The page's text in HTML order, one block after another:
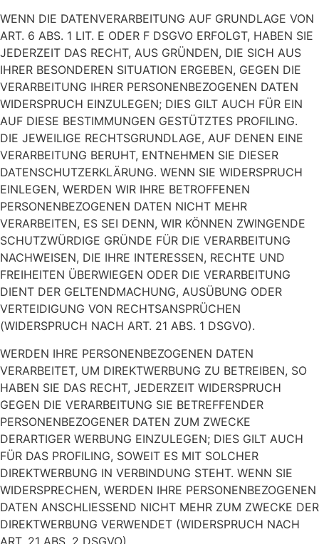
WENN DIE DATENVERARBEITUNG AUF GRUNDLAGE VON
ART. 6 ABS. 1 LIT. E ODER F DSGVO ERFOLGT, HABEN SIE
JEDERZEIT DAS RECHT, AUS GRÜNDEN, DIE SICH AUS
IHRER BESONDEREN SITUATION ERGEBEN, GEGEN DIE
VERARBEITUNG IHRER PERSONENBEZOGENEN DATEN
WIDERSPRUCH EINZULEGEN; DIES GILT AUCH FÜR EIN
AUF DIESE BESTIMMUNGEN GESTÜTZTES PROFILING.
DIE JEWEILIGE RECHTSGRUNDLAGE, AUF DENEN EINE
VERARBEITUNG BERUHT, ENTNEHMEN SIE DIESER
DATENSCHUTZERKLÄRUNG. WENN SIE WIDERSPRUCH
EINLEGEN, WERDEN WIR IHRE BETROFFENEN
PERSONENBEZOGENEN DATEN NICHT MEHR
VERARBEITEN, ES SEI DENN, WIR KÖNNEN ZWINGENDE
SCHUTZWÜRDIGE GRÜNDE FÜR DIE VERARBEITUNG
NACHWEISEN, DIE IHRE INTERESSEN, RECHTE UND
FREIHEITEN ÜBERWIEGEN ODER DIE VERARBEITUNG
DIENT DER GELTENDMACHUNG, AUSÜBUNG ODER
VERTEIDIGUNG VON RECHTSANSPRÜCHEN
(WIDERSPRUCH NACH ART. 21 ABS. 1 DSGVO).
WERDEN IHRE PERSONENBEZOGENEN DATEN
VERARBEITET, UM DIREKTWERBUNG ZU BETREIBEN, SO
HABEN SIE DAS RECHT, JEDERZEIT WIDERSPRUCH
GEGEN DIE VERARBEITUNG SIE BETREFFENDER
PERSONENBEZOGENER DATEN ZUM ZWECKE
DERARTIGER WERBUNG EINZULEGEN; DIES GILT AUCH
FÜR DAS PROFILING, SOWEIT ES MIT SOLCHER
DIREKTWERBUNG IN VERBINDUNG STEHT. WENN SIE
WIDERSPRECHEN, WERDEN IHRE PERSONENBEZOGENEN
DATEN ANSCHLIESSEND NICHT MEHR ZUM ZWECKE DER
DIREKTWERBUNG VERWENDET (WIDERSPRUCH NACH
ART. 21 ABS. 2 DSGVO).